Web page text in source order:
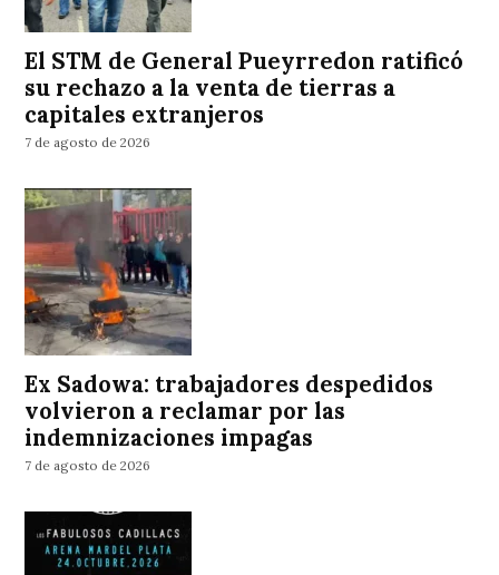
El STM de General Pueyrredon ratificó
su rechazo a la venta de tierras a
capitales extranjeros
7 de agosto de 2026
Ex Sadowa: trabajadores despedidos
volvieron a reclamar por las
indemnizaciones impagas
7 de agosto de 2026